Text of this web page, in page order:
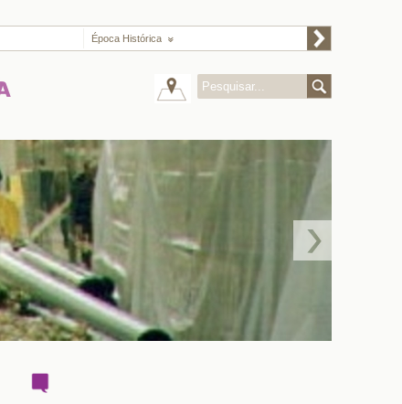
Época Histórica